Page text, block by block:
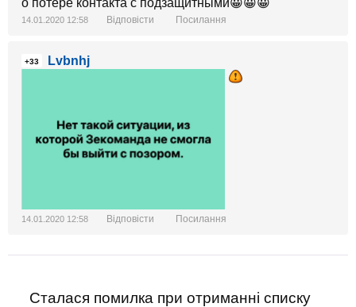
о потере контакта с подзащитными😀😀😀
14.01.2020 12:58 Відповісти Посилання
+33 Lvbnhj
14.01.2020 12:58 Відповісти Посилання
Сталася помилка при отриманні списку